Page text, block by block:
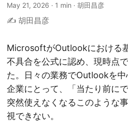
May 21, 2026 · 1 min · 胡田昌彦
✍️ 胡田昌彦
MicrosoftがOutlookにおける
不具合を公式に認め、現時点
た。日々の業務でOutlookを
企業にとって、「当たり前に
突然使えなくなるこのような
視できない。